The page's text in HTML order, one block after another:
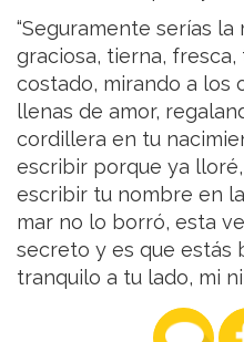
“Seguramente serías
graciosa, tierna,
costado, mirando a los
llenas de amor,
cordillera en tu
escribir porque ya
escribir tu nombre en
mar no lo borró, esta
secreto y es que estás
tranquilo a tu lado, mi